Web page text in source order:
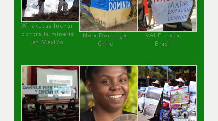
Wirakutas luchan
contra la minería
en México
No a Dominga,
Chile
VALE mata,
Brasil